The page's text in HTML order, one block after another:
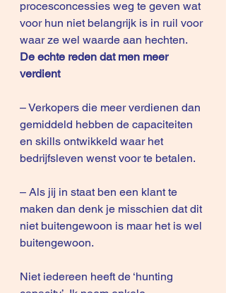
procesconcessies weg te geven wat
voor hun niet belangrijk is in ruil voor
waar ze wel waarde aan hechten.
De echte reden dat men meer
verdient
– Verkopers die meer verdienen dan
gemiddeld hebben de capaciteiten
en skills ontwikkeld waar het
bedrijfsleven wenst voor te betalen.
– Als jij in staat ben een klant te
maken dan denk je misschien dat dit
niet buitengewoon is maar het is wel
buitengewoon.
Niet iedereen heeft de ‘hunting